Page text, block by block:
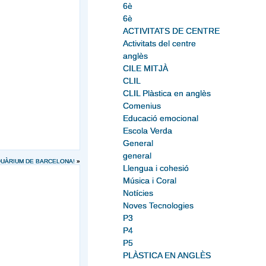
6è
6è
ACTIVITATS DE CENTRE
Activitats del centre
anglès
CILE MITJÀ
CLIL
CLIL Plàstica en anglès
Comenius
Educació emocional
Escola Verda
General
general
Llengua i cohesió
Música i Coral
Notícies
Noves Tecnologies
P3
P4
P5
PLÀSTICA EN ANGLÈS
DE BARCELONA! »